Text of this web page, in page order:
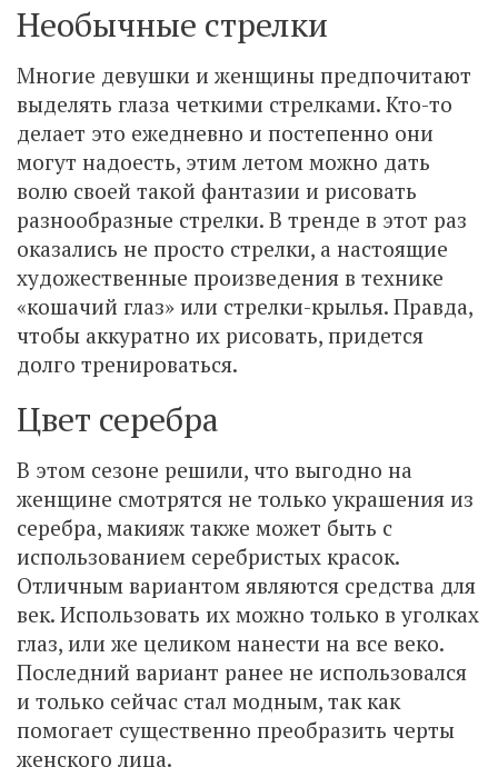
Необычные стрелки
Многие девушки и женщины предпочитают
выделять глаза четкими стрелками. Кто-то
делает это ежедневно и постепенно они
могут надоесть, этим летом можно дать
волю своей такой фантазии и рисовать
разнообразные стрелки. В тренде в этот раз
оказались не просто стрелки, а настоящие
художественные произведения в технике
«кошачий глаз» или стрелки-крылья. Правда,
чтобы аккуратно их рисовать, придется
долго тренироваться.
Цвет серебра
В этом сезоне решили, что выгодно на
женщине смотрятся не только украшения из
серебра, макияж также может быть с
использованием серебристых красок.
Отличным вариантом являются средства для
век. Использовать их можно только в уголках
глаз, или же целиком нанести на все веко.
Последний вариант ранее не использовался
и только сейчас стал модным, так как
помогает существенно преобразить черты
женского лица.